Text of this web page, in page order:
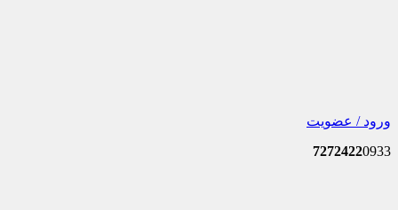
ورود / عضویت
72724220933